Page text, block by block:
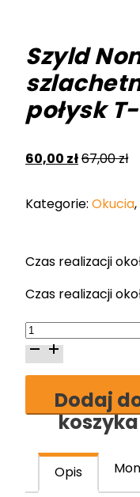
Szyld
połysk
60,00 zł67,00zł
Kategorie: Okucia,
Czas realizacji
Czas realizacji
ilość
Szyld
Nomet
chrom
połysk
Dodaj
koszyka
Opis